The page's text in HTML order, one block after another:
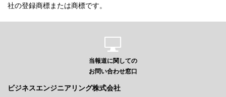
社の登録商標または商標です。
当報道に関しての
お問い合わせ窓口
ビジネスエンジニアリング株式会社